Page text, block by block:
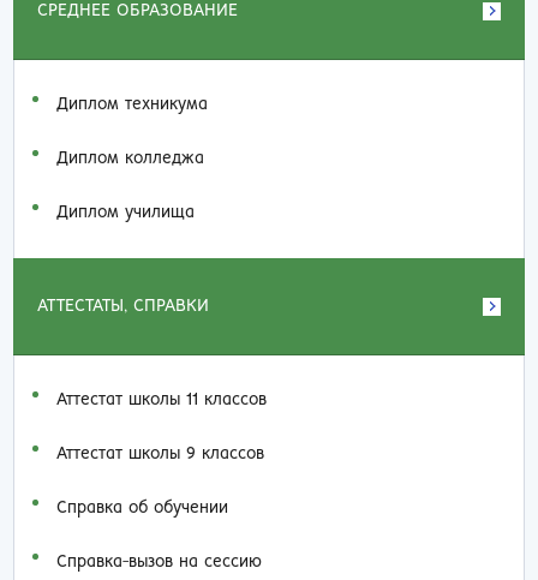
СРЕДНЕЕ ОБРАЗОВАНИЕ
Диплом техникума
Диплом колледжа
Диплом училища
АТТЕСТАТЫ, СПРАВКИ
Аттестат школы 11 классов
Аттестат школы 9 классов
Справка об обучении
Справка-вызов на сессию